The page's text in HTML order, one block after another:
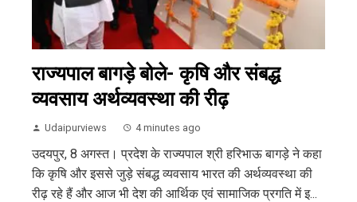
राज्यपाल बागड़े बोले- कृषि और संबद्ध
व्यवसाय अर्थव्यवस्था की रीढ़
Udaipurviews 4 minutes ago
उदयपुर, 8 अगस्त। प्रदेश के राज्यपाल श्री हरिभाऊ बागड़े ने कहा
कि कृषि और इससे जुड़े संबद्ध व्यवसाय भारत की अर्थव्यवस्था की
रीढ़ रहे हैं और आज भी देश की आर्थिक एवं सामाजिक प्रगति में इ...